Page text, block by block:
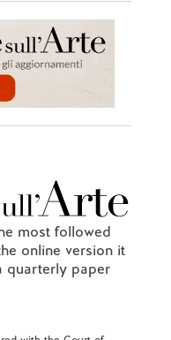
most followed
online version it
quarterly paper